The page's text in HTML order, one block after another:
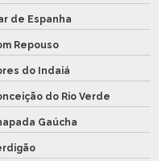
de Espanha
Repouso
do Indaiá
do Rio Verde
Gaúcha